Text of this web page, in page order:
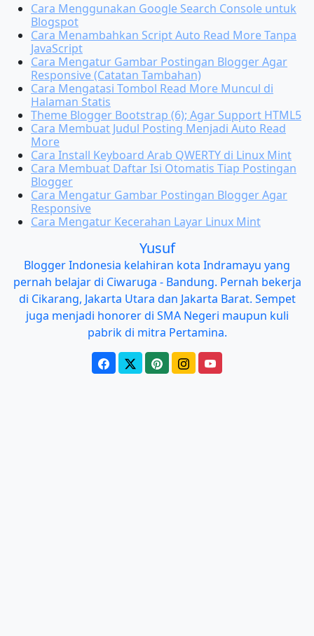
Cara Menggunakan Google Search Console untuk
Blogspot
Cara Menambahkan Script Auto Read More Tanpa
JavaScript
Cara Mengatur Gambar Postingan Blogger Agar
Responsive (Catatan Tambahan)
Cara Mengatasi Tombol Read More Muncul di
Halaman Statis
Theme Blogger Bootstrap (6); Agar Support HTML5
Cara Membuat Judul Posting Menjadi Auto Read
More
Cara Install Keyboard Arab QWERTY di Linux Mint
Cara Membuat Daftar Isi Otomatis Tiap Postingan
Blogger
Cara Mengatur Gambar Postingan Blogger Agar
Responsive
Cara Mengatur Kecerahan Layar Linux Mint
Yusuf
Blogger Indonesia kelahiran kota Indramayu yang
pernah belajar di Ciwaruga - Bandung. Pernah bekerja
di Cikarang, Jakarta Utara dan Jakarta Barat. Sempet
juga menjadi honorer di SMA Negeri maupun kuli
pabrik di mitra Pertamina.